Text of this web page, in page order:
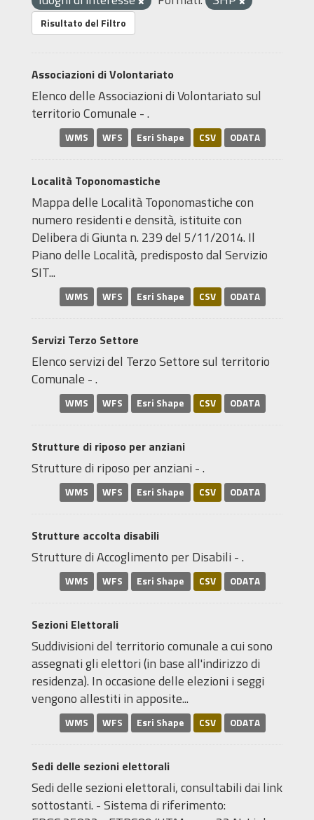
Risultato del Filtro
Associazioni di Volontariato
Elenco delle Associazioni di Volontariato sul
territorio Comunale - .
WMS WFS Esri Shape CSV ODATA
Località Toponomastiche
Mappa delle Località Toponomastiche con
numero residenti e densità, istituite con
Delibera di Giunta n. 239 del 5/11/2014. Il
Piano delle Località, predisposto dal Servizio
SIT...
WMS WFS Esri Shape CSV ODATA
Servizi Terzo Settore
Elenco servizi del Terzo Settore sul territorio
Comunale - .
WMS WFS Esri Shape CSV ODATA
Strutture di riposo per anziani
Strutture di riposo per anziani - .
WMS WFS Esri Shape CSV ODATA
Strutture accolta disabili
Strutture di Accoglimento per Disabili - .
WMS WFS Esri Shape CSV ODATA
Sezioni Elettorali
Suddivisioni del territorio comunale a cui sono
assegnati gli elettori (in base all'indirizzo di
residenza). In occasione delle elezioni i seggi
vengono allestiti in apposite...
WMS WFS Esri Shape CSV ODATA
Sedi delle sezioni elettorali
Sedi delle sezioni elettorali, consultabili dai link
sottostanti. - Sistema di riferimento: